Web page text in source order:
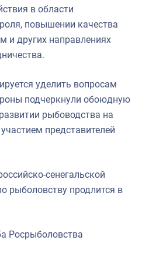
в области
повышении качества
и других направлениях
уделить вопросам
подчеркнули обоюдную
рыбоводства на
представителей
сенегальской
рыболовству продлится в
Росрыболовства